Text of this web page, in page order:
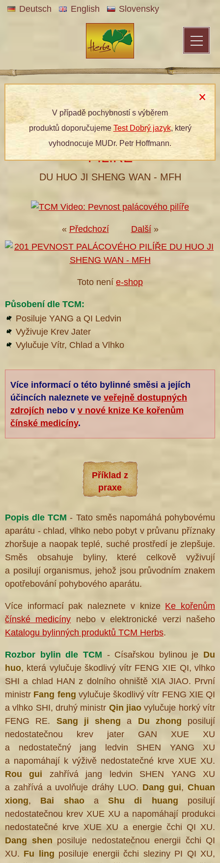
Deutsch English Slovensky
Patentní medicína Dle kategorií
» 201 PEVNOST PALÁCOVÉHO PILÍŘE
201 PEVNOST PALÁCOVÉHO
PILÍŘE
DU HUO JI SHENG WAN - MFH
« Předchozí Další»
Toto není e-shop
Působení dle TCM:
Posiluje YANG a QI Ledvin
Vyživuje Krev Jater
Vylučuje Vítr, Chlad a Vlhko
Více informací o této bylinné směsi a jejích
účincích naleznete ve veřejně dostupných
zdrojích nebo v v nové knize Ke kořenům
čínské medicíny.
Příklad z
praxe
Popis dle TCM - Tato směs napomáhá pohybovému
aparátu - chlad, vlhko nebo pobyt v průvanu příznaky
zhoršuje a naopak teplé, suché prostředí je zlepšuje.
Směs obsahuje byliny, které celkově vyživují
a posilují organismus, jehož jsou průvodním znakem
opotřebování pohybového aparátu.
Více informací pak naleznete v knize Ke kořenům
čínské medicíny nebo v elektronické verzi našeho
Katalogu bylinných produktů TCM Herbs.
Rozbor bylin dle TCM - Císařskou bylinou je Du
huo, která vylučuje škodlivý vítr FENG XIE QI, vlhko
SHI a chlad HAN z dolního ohniště XIA JIAO. První
ministr Fang feng vylučuje škodlivý vítr FENG XIE QI
a vlhko SHI, druhý ministr Qin jiao vylučuje horký vítr
FENG RE. Sang ji sheng a Du zhong posilují
nedostatečnou krev jater GAN XUE XU
a nedostatečný jang ledvin SHEN YANG XU
a napomáhají k výživě nedostatečné krve XUE XU.
Rou gui zahřívá jang ledvin SHEN YANG XU
a zahřívá a uvolňuje dráhy LUO. Dang gui, Chuan
xiong, Bai shao a Shu di huang
posilují
nedostatečnou krev XUE XU a napomáhají produkci
nedostatečné krve XUE XU a energie čchi QI XU.
Dang shen posiluje nedostatečnou energii čchi QI
XU. Fu ling posiluje energii čchi sleziny PI QI XU,
V případě pochybností s výběrem
produktů doporučujeme Test Dobrý jazyk, který
vyhodnocuje MUDr. Petr Hoffmann.